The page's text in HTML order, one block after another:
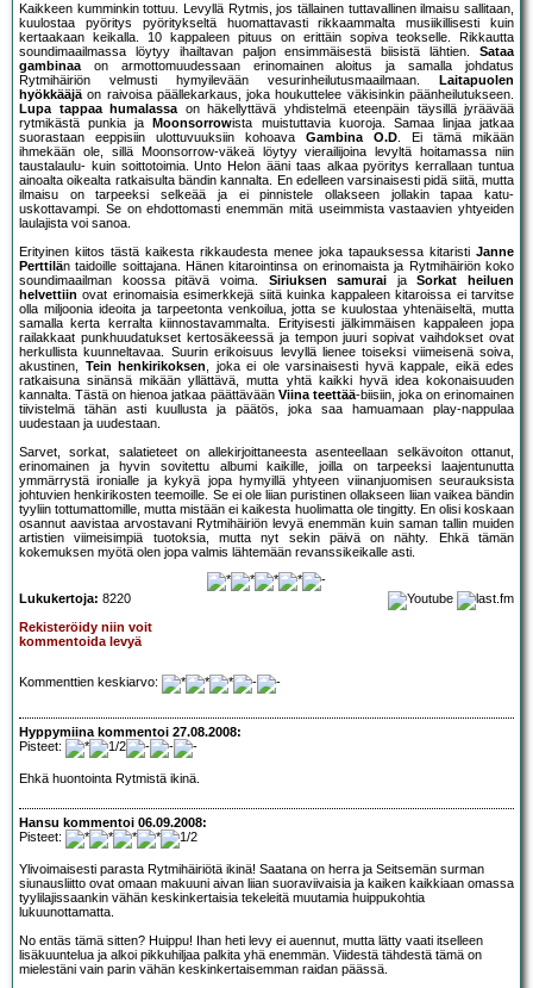
Kaikkeen kumminkin tottuu. Levyllä Rytmis, jos tällainen tuttavallinen ilmaisu sallitaan,
kuulostaa pyöritys pyöritykseltä huomattavasti rikkaammalta musiikillisesti kuin
kertaakaan keikalla. 10 kappaleen pituus on erittäin sopiva teokselle. Rikkautta
soundimaailmassa löytyy ihailtavan paljon ensimmäisestä biisistä lähtien. Sataa
gambinaaon armottomuudessaan erinomainen aloitus ja samalla johdatus
Rytmihäiriön velmusti hymyilevään vesurinheilutusmaailmaan.
Laitapuolen
hyökkääjäon raivoisa päällekarkaus, joka houkuttelee väkisinkin päänheilutukseen.
Lupa tappaa humalassaon häkellyttävä yhdistelmä eteenpäin täysillä jyräävää
rytmikästä punkia ja
Moonsorrowista muistuttavia kuoroja. Samaa linjaa jatkaa
suorastaan eeppisiin ulottuvuuksiin kohoava Gambina O.D. Ei tämä mikään
ihmekään ole, sillä Moonsorrow-väkeä löytyy vierailijoina levyltä hoitamassa niin
taustalaulu- kuin soittotoimia. Unto Helon ääni taas alkaa pyöritys kerrallaan tuntua
ainoalta oikealta ratkaisulta bändin kannalta. En edelleen varsinaisesti pidä siitä, mutta
ilmaisu on tarpeeksi selkeää ja ei pinnistele ollakseen jollakin tapaa katu-
uskottavampi. Se on ehdottomasti enemmän mitä useimmista vastaavien yhtyeiden
laulajista voi sanoa.
Erityinen kiitos tästä kaikesta rikkaudesta menee joka tapauksessa kitaristi Janne
Perttilän taidoille soittajana. Hänen kitarointinsa on erinomaista ja Rytmihäiriön koko
soundimaailman koossa pitävä voima. Siriuksen samurai jaSorkat heiluen
helvettiin ovat erinomaisia esimerkkejä siitä kuinka kappaleen kitaroissa ei tarvitse
olla miljoonia ideoita ja tarpeetonta venkoilua, jotta se kuulostaa yhtenäiseltä, mutta
samalla kerta kerralta kiinnostavammalta. Erityisesti jälkimmäisen kappaleen jopa
railakkaat punkhuudatukset kertosäkeessä ja tempon juuri sopivat vaihdokset ovat
herkullista kuunneltavaa. Suurin erikoisuus levyllä lienee toiseksi viimeisenä soiva,
akustinen, Tein henkirikoksen, joka ei ole varsinaisesti hyvä kappale, eikä edes
ratkaisuna sinänsä mikään yllättävä, mutta yhtä kaikki hyvä idea kokonaisuuden
kannalta. Tästä on hienoa jatkaa päättävään Viina teettää-biisiin, joka on erinomainen
tiivistelmä tähän asti kuullusta ja päätös, joka saa hamuamaan play-nappulaa
uudestaan ja uudestaan.
Sarvet, sorkat, salatieteet on allekirjoittaneesta asenteellaan selkävoiton ottanut,
erinomainen ja hyvin sovitettu albumi kaikille, joilla on tarpeeksi laajentunutta
ymmärrystä ironialle ja kykyä jopa hymyillä yhtyeen viinanjuomisen seurauksista
johtuvien henkirikosten teemoille. Se ei ole liian puristinen ollakseen liian vaikea bändin
tyyliin tottumattomille, mutta mistään ei kaikesta huolimatta ole tingitty. En olisi koskaan
osannut aavistaa arvostavani Rytmihäiriön levyä enemmän kuin saman tallin muiden
artistien viimeisimpiä tuotoksia, mutta nyt sekin päivä on nähty. Ehkä tämän
kokemuksen myötä olen jopa valmis lähtemään revanssikeikalle asti.
Lukukertoja: 8220
Rekisteröidy niin voit
kommentoida levyä
Kommenttien keskiarvo:
Hyppymiina kommentoi 27.08.2008:
Pisteet:
Ehkä huontointa Rytmistä ikinä.
Hansu kommentoi 06.09.2008:
Pisteet:
Ylivoimaisesti parasta Rytmihäiriötä ikinä! Saatana on herra ja Seitsemän surman
siunausliitto ovat omaan makuuni aivan liian suoraviivaisia ja kaiken kaikkiaan omassa
tyylilajissaankin vähän keskinkertaisia tekeleitä muutamia huippukohtia
lukuunottamatta.
No entäs tämä sitten? Huippu! Ihan heti levy ei auennut, mutta lätty vaati itselleen
lisäkuuntelua ja alkoi pikkuhiljaa palkita yhä enemmän. Viidestä tähdestä tämä on
mielestäni vain parin vähän keskinkertaisemman raidan päässä.